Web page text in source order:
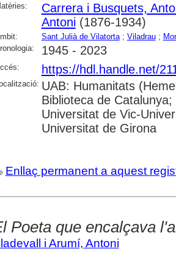
Carrera i Busquets,
Antoni(1876-1934)
Sant Julià de Vilatorta; Viladrau;
1945 - 2023
https://hdl.handle.net/
UAB: Humanitats
Biblioteca de
Universitat de Vic-
Universitat de Girona
Enllaç permanent a aquest
Poeta que encalçava
i Arumí, Antoni